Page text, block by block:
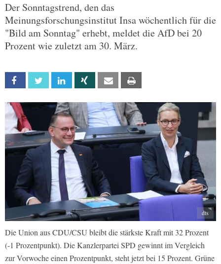
Der Sonntagstrend, den das
Meinungsforschungsinstitut Insa wöchentlich für die
"Bild am Sonntag" erhebt, meldet die AfD bei 20
Prozent wie zuletzt am 30. März.
Facebook Twitter Linkedin Xing Email
dts
Die Union aus CDU/CSU bleibt die stärkste Kraft mit 32 Prozent
(-1 Prozentpunkt). Die Kanzlerpartei SPD gewinnt im Vergleich
zur Vorwoche einen Prozentpunkt, steht jetzt bei 15 Prozent. Grüne